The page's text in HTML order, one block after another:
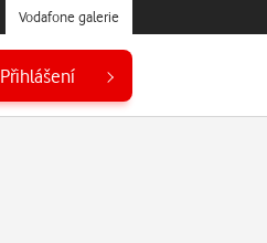
Vodafone galerie
Přihlášení